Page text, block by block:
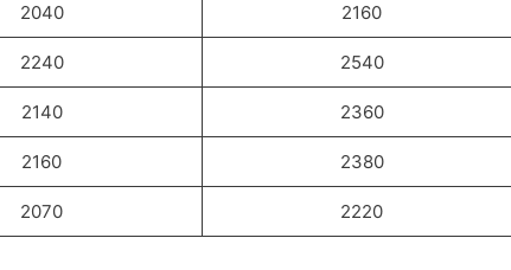
2040 2160
2240 2540
2140 2360
2160 2380
2070 2220